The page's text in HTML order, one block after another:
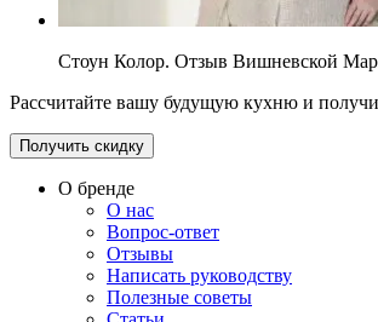
Стоун Колор. Отзыв Вишневской
Рассчитайте вашу будущую кухню и
Получить скидку
О бренде
О нас
Вопрос-ответ
Отзывы
Написать руководству
Полезные советы